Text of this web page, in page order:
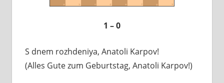
1 – 0
S dnem rozhdeniya, Anatoli Karpov!
(Alles Gute zum Geburtstag, Anatoli Karpov!)